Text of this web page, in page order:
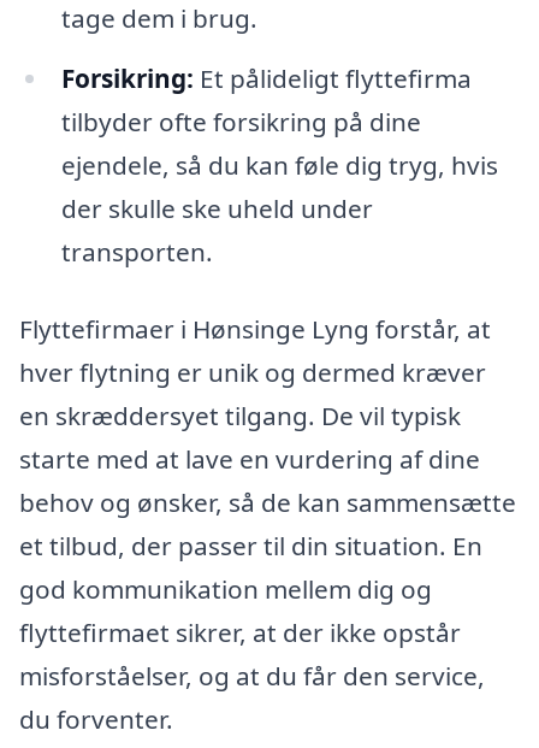
tage dem i brug.
Forsikring: Et pålideligt flyttefirma
tilbyder ofte forsikring på dine
ejendele, så du kan føle dig tryg, hvis
der skulle ske uheld under
transporten.
Flyttefirmaer i Hønsinge Lyng forstår, at
hver flytning er unik og dermed kræver
en skræddersyet tilgang. De vil typisk
starte med at lave en vurdering af dine
behov og ønsker, så de kan sammensætte
et tilbud, der passer til din situation. En
god kommunikation mellem dig og
flyttefirmaet sikrer, at der ikke opstår
misforståelser, og at du får den service,
du forventer.